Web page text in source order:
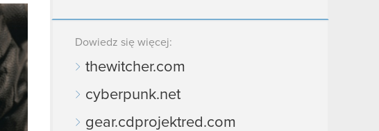
Dowiedz się więcej:
thewitcher.com
cyberpunk.net
gear.cdprojektred.com